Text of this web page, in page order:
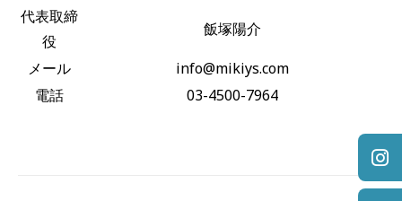
代表取締
役
飯塚陽介
メール
info@mikiys.com
電話
03-4500-7964